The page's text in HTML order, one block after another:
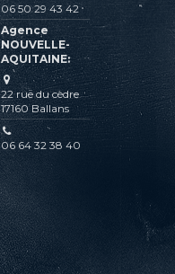
06 50 29 43 42
Agence
NOUVELLE-
AQUITAINE:
22 rue du cèdre
17160 Ballans
06 64 32 38 40